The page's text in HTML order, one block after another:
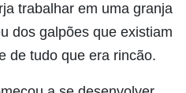
trabalhar em uma granja
dos galpões que existiam
de tudo que era rincão.